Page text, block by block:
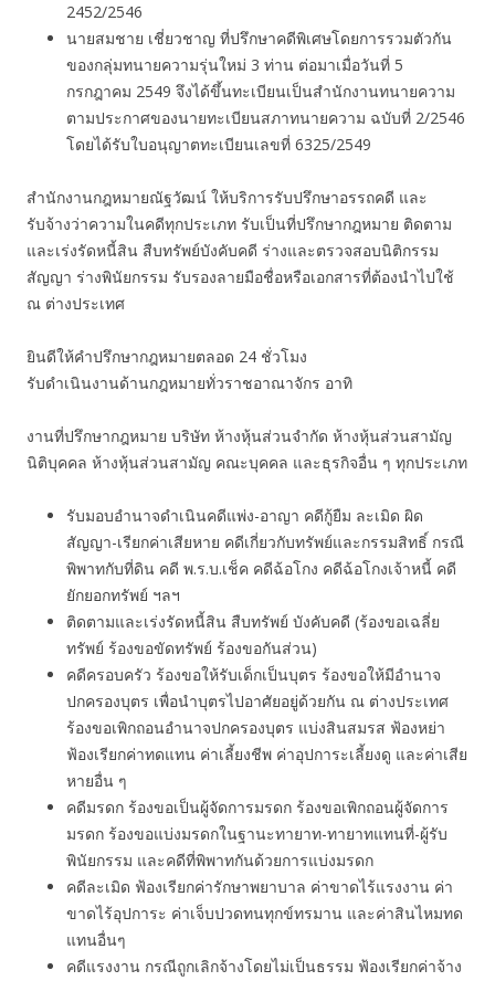
2452/2546
นายสมชาย เชี่ยวชาญ ที่ปรึกษาคดีพิเศษโดยการรวมตัวกัน
ของกลุ่มทนายความรุ่นใหม่ 3 ท่าน ต่อมาเมื่อวันที่ 5
กรกฎาคม 2549 จึงได้ขึ้นทะเบียนเป็นสำนักงานทนายความ
ตามประกาศของนายทะเบียนสภาทนายความ ฉบับที่ 2/2546
โดยได้รับใบอนุญาตทะเบียนเลขที่ 6325/2549
สำนักงานกฎหมายณัฐวัฒน์ ให้บริการรับปรึกษาอรรถคดี และ
รับจ้างว่าความในคดีทุกประเภท รับเป็นที่ปรึกษากฎหมาย ติดตาม
และเร่งรัดหนี้สิน สืบทรัพย์บังคับคดี ร่างและตรวจสอบนิติกรรม
สัญญา ร่างพินัยกรรม รับรองลายมือชื่อหรือเอกสารที่ต้องนำไปใช้
ณ ต่างประเทศ
ยินดีให้คำปรึกษากฎหมายตลอด 24 ชั่วโมง
รับดำเนินงานด้านกฎหมายทั่วราชอาณาจักร อาทิ
งานที่ปรึกษากฎหมาย บริษัท ห้างหุ้นส่วนจำกัด ห้างหุ้นส่วนสามัญ
นิติบุคคล ห้างหุ้นส่วนสามัญ คณะบุคคล และธุรกิจอื่น ๆ ทุกประเภท
รับมอบอำนาจดำเนินคดีแพ่ง-อาญา คดีกู้ยืม ละเมิด ผิด
สัญญา-เรียกค่าเสียหาย คดีเกี่ยวกับทรัพย์และกรรมสิทธิ์ กรณี
พิพาทกับที่ดิน คดี พ.ร.บ.เช็ค คดีฉ้อโกง คดีฉ้อโกงเจ้าหนี้ คดี
ยักยอกทรัพย์ ฯลฯ
ติดตามและเร่งรัดหนี้สิน สืบทรัพย์ บังคับคดี (ร้องขอเฉลี่ย
ทรัพย์ ร้องขอขัดทรัพย์ ร้องขอกันส่วน)
คดีครอบครัว ร้องขอให้รับเด็กเป็นบุตร ร้องขอให้มีอำนาจ
ปกครองบุตร เพื่อนำบุตรไปอาศัยอยู่ด้วยกัน ณ ต่างประเทศ
ร้องขอเพิกถอนอำนาจปกครองบุตร แบ่งสินสมรส ฟ้องหย่า
ฟ้องเรียกค่าทดแทน ค่าเลี้ยงชีพ ค่าอุปการะเลี้ยงดู และค่าเสีย
หายอื่น ๆ
คดีมรดก ร้องขอเป็นผู้จัดการมรดก ร้องขอเพิกถอนผู้จัดการ
มรดก ร้องขอแบ่งมรดกในฐานะทายาท-ทายาทแทนที่-ผู้รับ
พินัยกรรม และคดีที่พิพาทกันด้วยการแบ่งมรดก
คดีละเมิด ฟ้องเรียกค่ารักษาพยาบาล ค่าขาดไร้แรงงาน ค่า
ขาดไร้อุปการะ ค่าเจ็บปวดทนทุกข์ทรมาน และค่าสินไหมทด
แทนอื่นๆ
คดีแรงงาน กรณีถูกเลิกจ้างโดยไม่เป็นธรรม ฟ้องเรียกค่าจ้าง